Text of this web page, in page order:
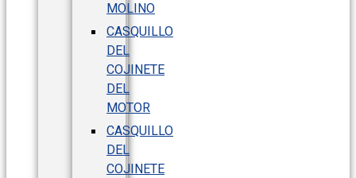
MOLINO
CASQUILLO
DEL
COJINETE
DEL
MOTOR
CASQUILLO
DEL
COJINETE